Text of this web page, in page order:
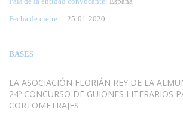
Fecha de cierre: 25:01:2020
BASES
LA ASOCIACIÓN FLORIÁN REY DE LA
24º CONCURSO DE GUIONES LITERARIOS
CORTOMETRAJES